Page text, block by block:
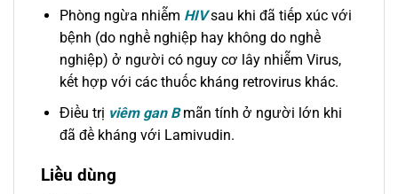
Phòng ngừa nhiễm HIVsau khi đã tiếp xúc với
bệnh (do nghề nghiệp hay không do nghề
nghiệp) ở người có nguy cơ lây nhiễm Virus,
kết hợp với các thuốc kháng retrovirus khác.
Điều trị viêm gan Bmãn tính ở người lớn khi
đã đề kháng với Lamivudin.
Liều dùng